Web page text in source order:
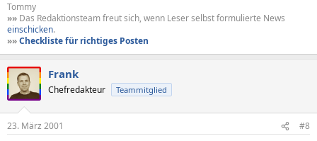
Tommy
»» Das Redaktionsteam freut sich, wenn Leser selbst formulierte News
einschicken.
»»Checkliste für richtiges Posten
Frank
Chefredakteur Teammitglied
23. März 2001 #8